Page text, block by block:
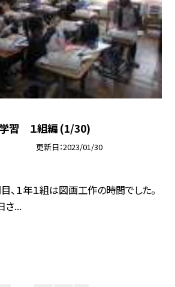
学習 １組編 (1/30)
更新日 2023/01/30
目、１年１組は図画工作の時間でした。
さ...